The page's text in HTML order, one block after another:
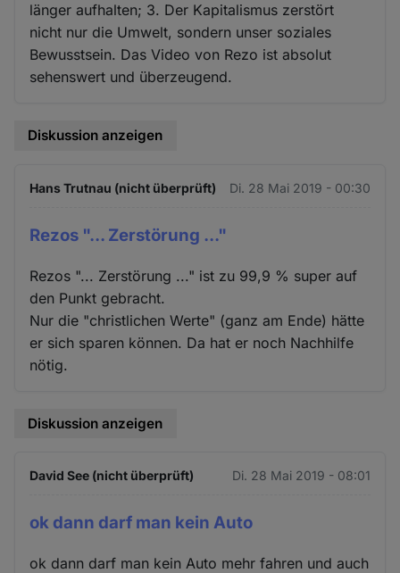
länger aufhalten; 3. Der Kapitalismus zerstört
nicht nur die Umwelt, sondern unser soziales
Bewusstsein. Das Video von Rezo ist absolut
sehenswert und überzeugend.
Diskussion anzeigen
Hans Trutnau (nicht überprüft) Di. 28 Mai 2019 - 00:30
Rezos "... Zerstörung ..."
Rezos "... Zerstörung ..." ist zu 99,9 % super auf
den Punkt gebracht.
Nur die "christlichen Werte" (ganz am Ende) hätte
er sich sparen können. Da hat er noch Nachhilfe
nötig.
Diskussion anzeigen
David See (nicht überprüft) Di. 28 Mai 2019 - 08:01
ok dann darf man kein Auto
ok dann darf man kein Auto mehr fahren und auch